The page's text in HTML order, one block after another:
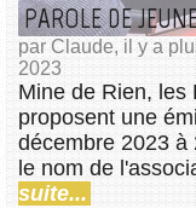
par Claude, il y a
2023
Mine de Rien, les
proposent une
décembre 2023 à
le nom de
suite...